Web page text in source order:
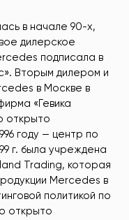
в начале 90-х,
дилерское
подписала в
Вторым дилером и
в Москве в
«Гевика
открыто
году — центр по
г. была учреждена
Trading, которая
Mercedes в
политикой по
открыто